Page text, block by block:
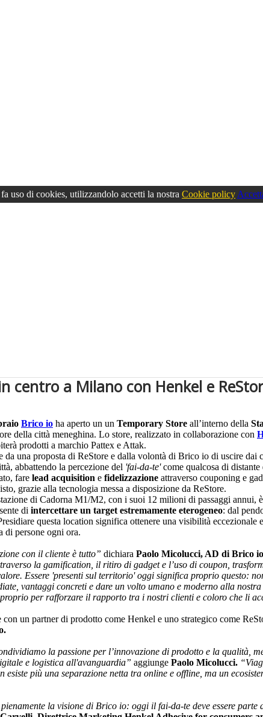
uso di cookies, utilizzandolo accetti la nostra Cookie policy
centro a Milano con Henkel e
Brico io ha aperto un un Temporary Store all’interno della
della città meneghina. Lo store, realizzato in collaborazione con
prodotti a marchio Pattex e Attak.
da una proposta di ReStore e dalla volontà di Brico io di uscire
abbattendo la percezione del 'fai-da-te'come qualcosa di distante
fare lead acquisition e fidelizzazione attraverso couponing e
grazie alla tecnologia messa a disposizione da ReStore.
di Cadorna M1/M2, con i suoi 12 milioni di passaggi annui,
di intercettare un target estremamente eterogeneo: dal
questa location significa ottenere una visibilità
di persone ogni ora.
con il cliente è tutto” dichiara Paolo Micolucci, AD di Brico
la gamification, il ritiro di gadget e l’uso di coupon,
Essere 'presenti sul territorio' oggi significa proprio questo:
vantaggi concreti e dare un volto umano e moderno alla
per rafforzare il rapporto tra i nostri clienti e coloro che li
un partner di prodotto come Henkel e uno strategico come
la passione per l’innovazione di prodotto e la qualità,
e logistica all'avanguardia” aggiunge Paolo Micolucci.
esiste più una separazione netta tra online e offline, ma un
la visione di Brico io: oggi il fai-da-te deve essere